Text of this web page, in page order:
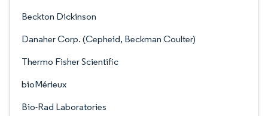
Beckton Dickinson
Danaher Corp. (Cepheid, Beckman Coulter)
Thermo Fisher Scientific
bioMérieux
Bio-Rad Laboratories